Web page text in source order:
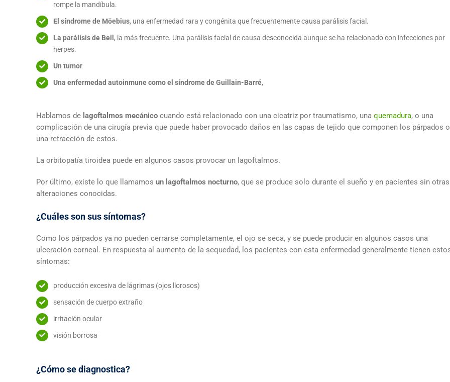
rompe la mandíbula.
El síndrome de Möebius, una enfermedad rara y congénita que frecuentemente causa parálisis facial.
La parálisis de Bell , la más frecuente. Una parálisis facial de causa desconocida aunque se ha relacionado con infecciones por
herpes.
Un tumor
Una enfermedad autoinmune como el síndrome de Guillain-Barré,
Hablamos de lagoftalmos mecánico cuando está relacionado con una cicatriz por traumatismo, una quemadura, o una
complicación de una cirugía previa que puede haber provocado daños en las capas de tejido que componen los párpados o
una retracción de estos.
La orbitopatía tiroidea puede en algunos casos provocar un lagoftalmos.
Por último, existe lo que llamamos un lagoftalmos nocturno, que se produce solo durante el sueño y en pacientes sin otras
alteraciones conocidas.
¿Cuáles son sus síntomas?
Como los párpados ya no pueden cerrarse completamente, el ojo se seca, y se puede producir en algunos casos una
ulceración corneal. En respuesta al aumento de la sequedad, los pacientes con esta enfermedad generalmente tienen
síntomas:
producción excesiva de lágrimas (ojos llorosos)
sensación de cuerpo extraño
irritación ocular
visión borrosa
¿Cómo se diagnostica?